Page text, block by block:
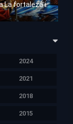
Guardianes de la noche: Kimetsu no Yaiba La fortaleza infinita
2024
2021
2018
2015